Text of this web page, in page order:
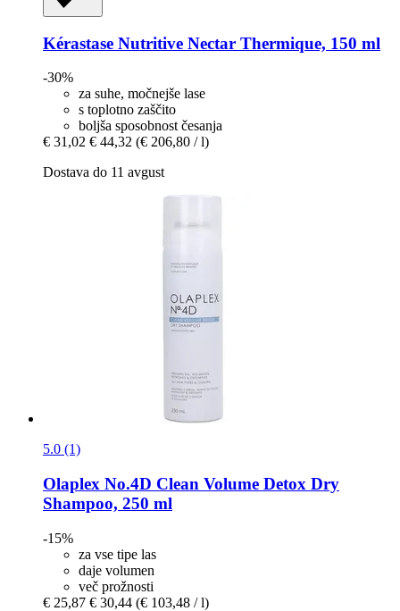
Kérastase Nutritive Nectar Thermique, 150 ml
-30%
za suhe, močnejše lase
s toplotno zaščito
boljša sposobnost česanja
€ 31,02 € 44,32 (€ 206,80 / l)
Dostava do 11 avgust
5.0 (1)
Olaplex No.4D Clean Volume Detox Dry
Shampoo, 250 ml
-15%
za vse tipe las
daje volumen
več prožnosti
€ 25,87 € 30,44 (€ 103,48 / l)